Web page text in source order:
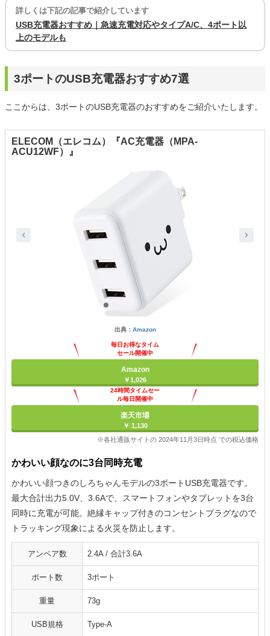
詳しくは下記の記事で紹介しています
USB充電器おすすめ｜急速充電対応やタイプA/C、4ポート以
上のモデルも
3ポートのUSB充電器おすすめ7選
ここからは、3ポートのUSB充電器のおすすめをご紹介いたします。
ELECOM（エレコム）『AC充電器（MPA-
ACU12WF）』
出典： Amazon
毎日お得なタイム
セール開催中
Amazon
￥1,026
24時間タイムセー
ル毎日開催中
楽天市場
￥ 1,130
※各社通販サイトの 2024年11月3日時点 での税込価格
かわいい顔なのに3台同時充電
かわいい顔つきのしろちゃんモデルの3ポートUSB充電器です。
最大合計出力5.0V、3.6Aで、スマートフォンやタブレットを3台
同時に充電が可能。絶縁キャップ付きのコンセントプラグなので
トラッキング現象による火災を防止します。
アンペア数 2.4A / 合計3.6A
ポート数 3ポート
重量 73g
USB規格 Type-A